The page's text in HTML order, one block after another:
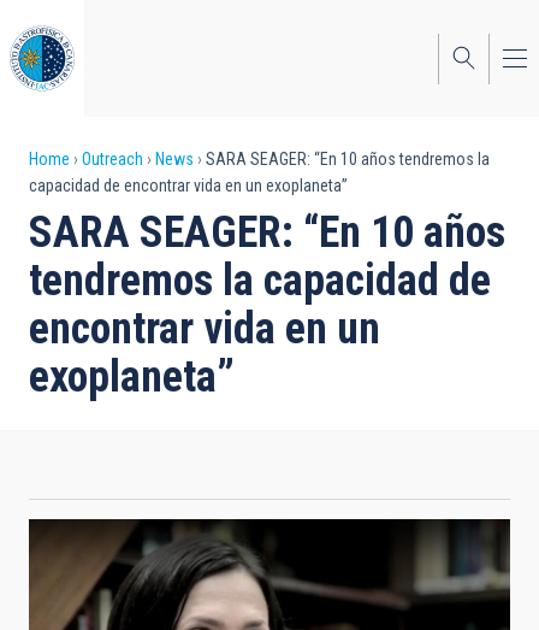
to
main
content
Breadcrumb
Home Outreach News
SARA SEAGER: “En 10 años tendremos la
capacidad de encontrar vida en un exoplaneta”
SARA SEAGER: “En 10 años
tendremos la capacidad de
encontrar vida en un
exoplaneta”